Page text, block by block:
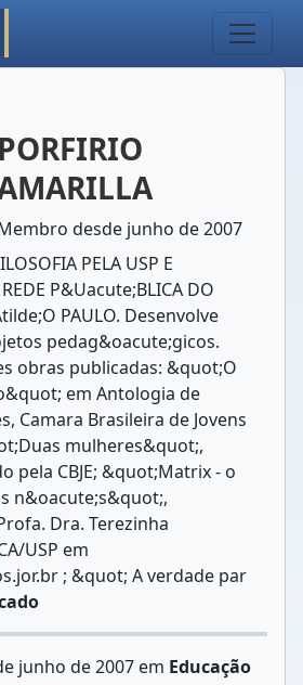
PORFIRIO
desde junho de 2007
PELA USP E
REDE P&Uacute;BLICA DO
PAULO. Desenvolve
pedag&oacute;gicos.
obras publicadas: &quot;O
em Antologia de
Camara Brasileira de Jovens
mulheres&quot;,
pela CBJE; &quot;Matrix - o
n&oacute;s&quot;,
Dra. Terezinha
USP em
; &quot; A verdade par
junho de 2007 em Educação